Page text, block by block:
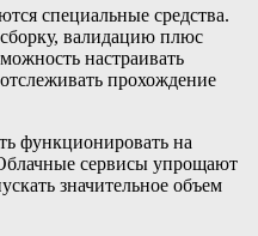
специальные средства.
валидацию плюс
настраивать
прохождение
функционировать на
сервисы упрощают
значительное объем